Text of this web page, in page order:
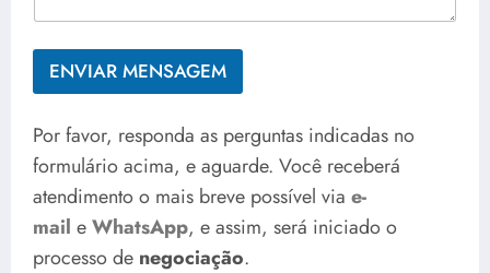
ENVIAR MENSAGEM
Por favor, responda as perguntas indicadas no
formulário acima, e aguarde. Você receberá
atendimento o mais breve possível via e-
mail eWhatsApp, e assim, será iniciado o
processo de negociação.